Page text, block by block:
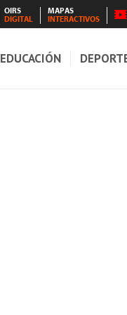
OIRS
DIGITAL
MAPAS
INTERACTIVOS
EDUCACIÓN